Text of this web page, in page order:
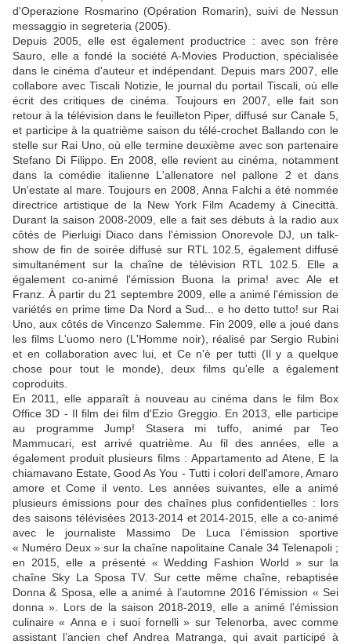
d'Operazione Rosmarino (Opération Romarin), suivi de Nessun
messaggio in segreteria (2005).
Depuis 2005, elle est également productrice : avec son frère
Sauro, elle a fondé la société A-Movies Production, spécialisée
dans le cinéma d'auteur et indépendant. Depuis mars 2007, elle
collabore avec Tiscali Notizie, le journal du portail Tiscali, où elle
écrit des critiques de cinéma. Toujours en 2007, elle fait son
retour à la télévision dans le feuilleton Piper, diffusé sur Canale 5,
et participe à la quatrième saison du télé-crochet Ballando con le
stelle sur Rai Uno, où elle termine deuxième avec son partenaire
Stefano Di Filippo. En 2008, elle revient au cinéma, notamment
dans la comédie italienne L'allenatore nel pallone 2 et dans
Un'estate al mare. Toujours en 2008, Anna Falchi a été nommée
directrice artistique de la New York Film Academy à Cinecittà.
Durant la saison 2008-2009, elle a fait ses débuts à la radio aux
côtés de Pierluigi Diaco dans l'émission Onorevole DJ, un talk-
show de fin de soirée diffusé sur RTL 102.5, également diffusé
simultanément sur la chaîne de télévision RTL 102.5. Elle a
également co-animé l'émission Buona la prima! avec Ale et
Franz. À partir du 21 septembre 2009, elle a animé l'émission de
variétés en prime time Da Nord a Sud... e ho detto tutto! sur Rai
Uno, aux côtés de Vincenzo Salemme. Fin 2009, elle a joué dans
les films L'uomo nero (L'Homme noir), réalisé par Sergio Rubini
et en collaboration avec lui, et Ce n'è per tutti (Il y a quelque
chose pour tout le monde), deux films qu'elle a également
coproduits.
En 2011, elle apparaît à nouveau au cinéma dans le film Box
Office 3D - Il film dei film d'Ezio Greggio. En 2013, elle participe
au programme Jump! Stasera mi tuffo, animé par Teo
Mammucari, est arrivé quatrième. Au fil des années, elle a
également produit plusieurs films : Appartamento ad Atene, E la
chiamavano Estate, Good As You - Tutti i colori dell'amore, Amaro
amore et Come il vento. Les années suivantes, elle a animé
plusieurs émissions pour des chaînes plus confidentielles : lors
des saisons télévisées 2013-2014 et 2014-2015, elle a co-animé
avec le journaliste Massimo De Luca l’émission sportive
« Numéro Deux » sur la chaîne napolitaine Canale 34 Telenapoli ;
en 2015, elle a présenté « Wedding Fashion World » sur la
chaîne Sky La Sposa TV. Sur cette même chaîne, rebaptisée
Donna & Sposa, elle a animé à l’automne 2016 l’émission « Sei
donna ». Lors de la saison 2018-2019, elle a animé l’émission
culinaire « Anna e i suoi fornelli » sur Telenorba, avec comme
assistant l’ancien chef Andrea Matranga, qui avait participé à